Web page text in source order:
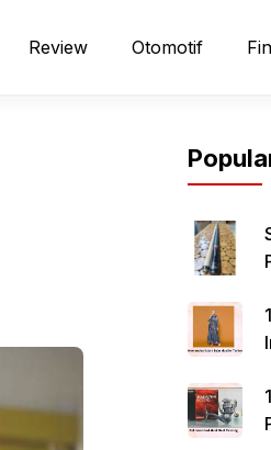
Review Otomotif